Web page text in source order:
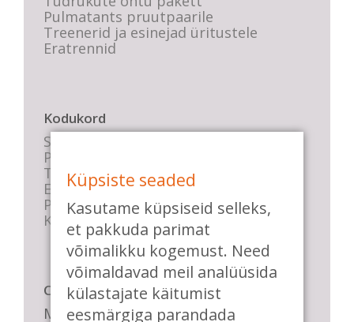
Pulmatants pruutpaarile
Treenerid ja esinejad üritustele
Eratrennid
Kodukord
Stuudio sisekord
Privaatsustingimused
Tasemete kirjeldused
E-poe tingimused
Parkimise info
KKK
Casa de Baile
Me pühendume lõbusale olemisele,
Küpsiste seaded
Kasutame küpsiseid selleks,
et pakkuda parimat
võimalikku kogemust. Need
võimaldavad meil analüüsida
külastajate käitumist
eesmärgiga parandada